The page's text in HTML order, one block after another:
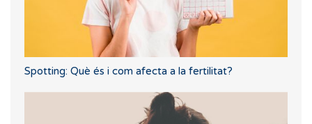
Spotting: Què és i com afecta a la fertilitat?